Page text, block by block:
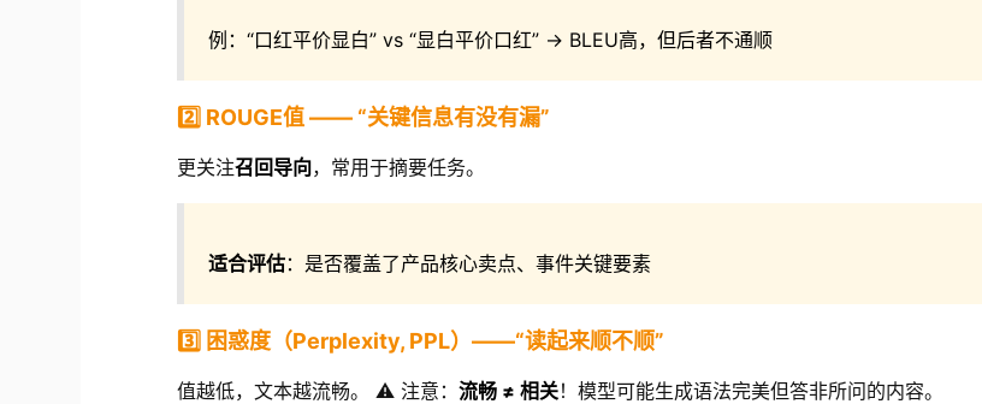
例：“口红平价显白” vs “显白平价口红” → BLEU高，但后者不通顺
2️⃣ ROUGE值 —— “关键信息有没有漏”
更关注召回导向，常用于摘要任务。
适合评估：是否覆盖了产品核心卖点、事件关键要素
3️⃣ 困惑度（Perplexity, PPL）——“读起来顺不顺”
值越低，文本越流畅。 ⚠️ 注意：流畅 ≠ 相关！模型可能生成语法完美但答非所问的内容。